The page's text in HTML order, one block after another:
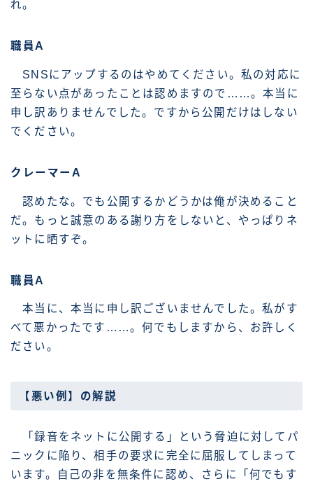
れ。
職員A
SNSにアップするのはやめてください。私の対応に
至らない点があったことは認めますので……。本当に
申し訳ありませんでした。ですから公開だけはしない
でください。
クレーマーA
認めたな。でも公開するかどうかは俺が決めること
だ。もっと誠意のある謝り方をしないと、やっぱりネ
ットに晒すぞ。
職員A
本当に、本当に申し訳ございませんでした。私がす
べて悪かったです……。何でもしますから、お許しく
ださい。
【悪い例】の解説
「録音をネットに公開する」という脅迫に対してパ
ニックに陥り、相手の要求に完全に屈服してしまって
います。自己の非を無条件に認め、さらに「何でもす